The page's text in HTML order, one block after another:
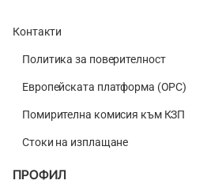
Контакти
Политика за поверителност
Европейската платформа (ОРС)
Помирителна комисия към КЗП
Стоки на изплащане
ПРОФИЛ